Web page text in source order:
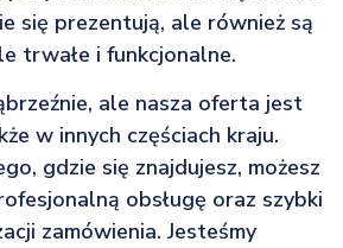
się prezentują, ale również są
trwałe i funkcjonalne.
ale nasza oferta jest
w innych częściach kraju.
gdzie się znajdujesz, możesz
obsługę oraz szybki
zamówienia. Jesteśmy